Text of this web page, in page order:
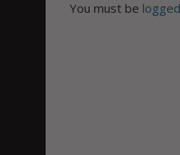
You must be